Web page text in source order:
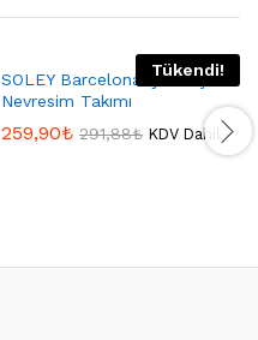
Tükendi!
SOLEY Barcelona Çift Kişilik
Nevresim Takımı
259,90₺ 291,88₺ KDV Dahil